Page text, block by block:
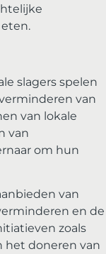
slagers spelen
van
van lokale
van
om hun
van
en de
zoals
het doneren van